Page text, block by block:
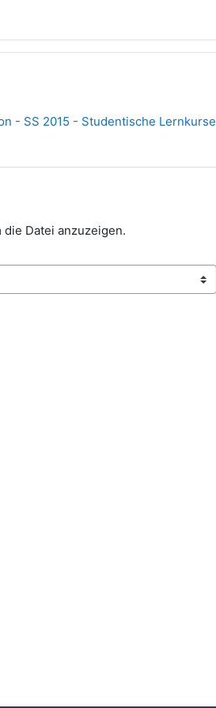
- SS 2015 - Studentische Lernkurse
die Datei anzuzeigen.